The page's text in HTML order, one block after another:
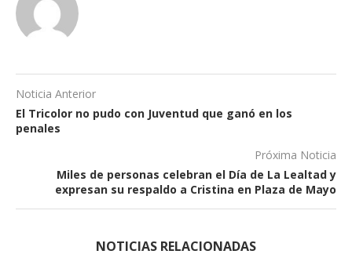
Noticia Anterior
El Tricolor no pudo con Juventud que ganó en los
penales
Próxima Noticia
Miles de personas celebran el Día de La Lealtad y
expresan su respaldo a Cristina en Plaza de Mayo
NOTICIAS RELACIONADAS